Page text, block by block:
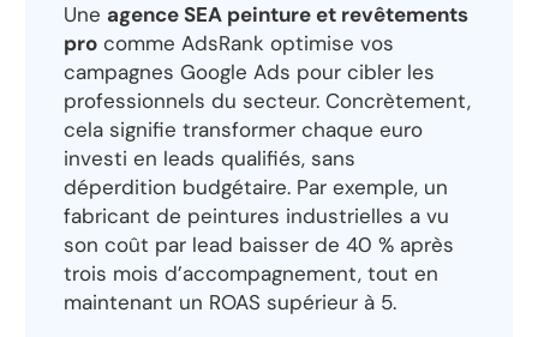
Une agence SEA peinture et revêtements
pro comme AdsRank optimise vos
campagnes Google Ads pour cibler les
professionnels du secteur. Concrètement,
cela signifie transformer chaque euro
investi en leads qualifiés, sans
déperdition budgétaire. Par exemple, un
fabricant de peintures industrielles a vu
son coût par lead baisser de 40 % après
trois mois d’accompagnement, tout en
maintenant un ROAS supérieur à 5.